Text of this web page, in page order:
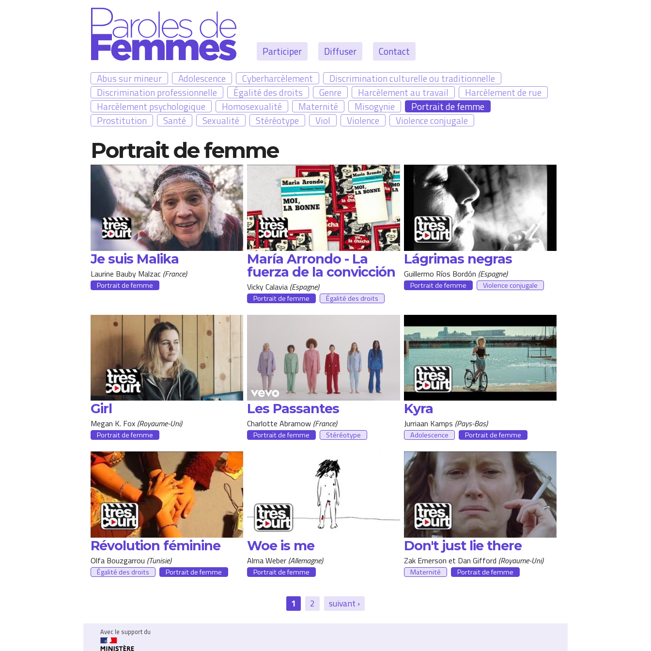
Menu principal
Participer Diffuser
Contact
Abus sur mineur
Adolescence Cyberharcèlement
Discrimination culturelle ou traditionnelle
Discrimination professionnelle
Égalité des droits Genre Harcèlement au travail
Harcèlement de rue
Harcèlement psychologique
Homosexualité Maternité Misogynie
Portrait de femme
Prostitution
Santé Sexualité Stéréotype Viol Violence Violence conjugale
Portrait de femme
Je suis Malika
Laurine Bauby Malzac France
Portrait de femme
María Arrondo - La
fuerza de la convicción
Vicky Calavia Espagne
Portrait de femme Égalité des droits
Lágrimas negras
Guillermo Ríos Bordón Espagne
Portrait de femme Violence conjugale
Girl
Megan K. Fox Royaume-Uni
Portrait de femme
Les Passantes
Charlotte Abramow France
Portrait de femme Stéréotype
Kyra
Jurriaan Kamps Pays-Bas
Adolescence Portrait de femme
Révolution féminine
Olfa Bouzgarrou Tunisie
Égalité des droits Portrait de femme
Woe is me
Alma Weber Allemagne
Portrait de femme
Don't just lie there
Zak Emerson et Dan Gifford Royaume-Uni
Maternité Portrait de femme
Pages
1 2 suivant ›
Avec le support du